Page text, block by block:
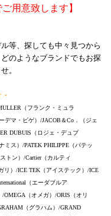
用意致します】
等、探しても中々見つから
のようなブランドでもお探
。
（フランク・ミュラ
デマ・ピゲ）/JACOB＆Co．（ジェ
DUBUIS（ロジェ・デュブ
ミス）/PATEK PHILIPPE（パテッ
トン）/Cartier（カルティ
リ）/ICE TEK（アイステック）/ICE
（エーダブルア
OMEGA（オメガ）/ORIS（オリ
（グラハム）/GRAND